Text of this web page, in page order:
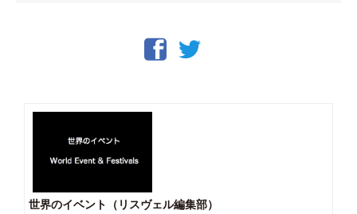
世界のイベント（リスヴェル編集部）